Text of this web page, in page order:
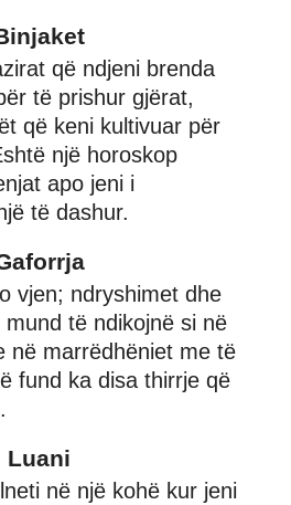
që ndjeni brenda
të prishur gjërat,
që keni kultivuar për
një horoskop
apo jeni i
të dashur.
vjen; ndryshimet dhe
të ndikojnë si në
në marrëdhëniet me të
fund ka disa thirrje që
Luani
në një kohë kur jeni